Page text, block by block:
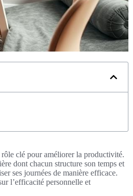
clé pour améliorer la productivité.
dont chacun structure son temps et
ses journées de manière efficace.
l’efficacité personnelle et